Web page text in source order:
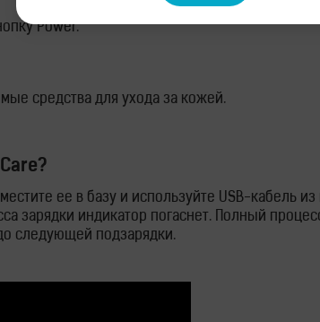
Power.
средства для ухода за кожей.
ее в базу и используйте USB-кабель
зарядки индикатор погаснет. Полный
следующей подзарядки.